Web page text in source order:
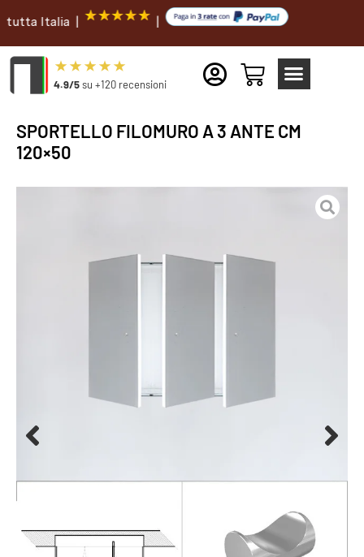
Italia | |
4.9/5su +120 recensioni
SPORTELLO FILOMURO A 3 ANTE CM
120×50